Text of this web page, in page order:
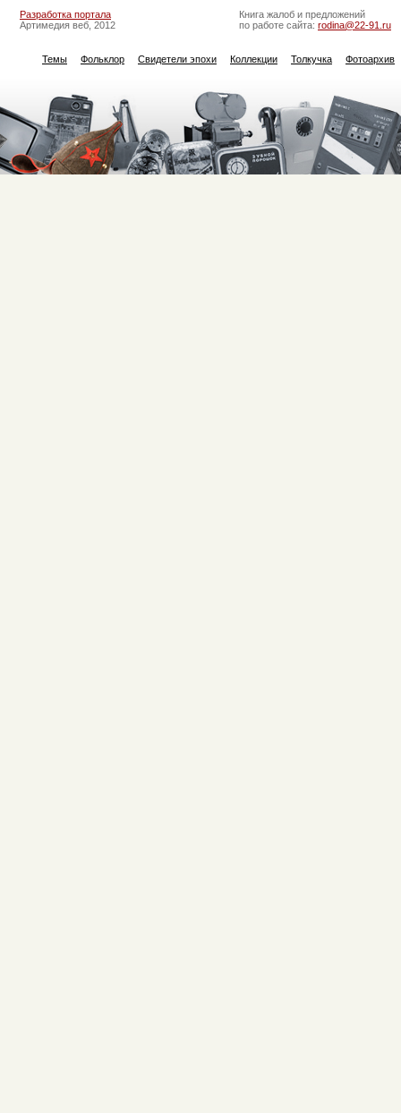
Разработка портала
Артимедия веб, 2012
Книга жалоб и предложений
по работе сайта: rodina@22-91.ru
Темы Фольклор Свидетели эпохи Коллекции Толкучка Фотоархив